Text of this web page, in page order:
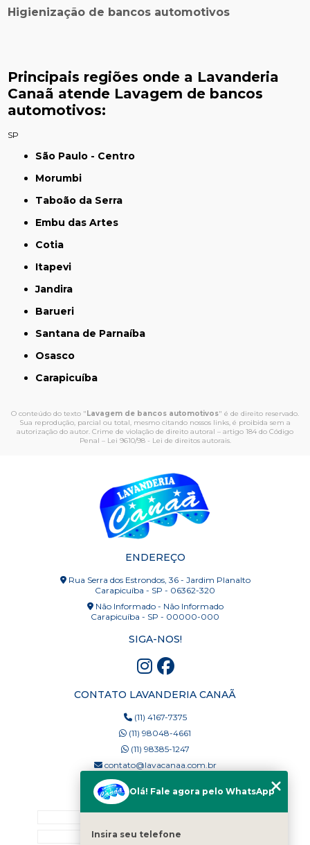
Higienização de bancos automotivos
Principais regiões onde a Lavanderia
Canaã atende Lavagem de bancos
automotivos:
SP
São Paulo - Centro
Morumbi
Taboão da Serra
Embu das Artes
Cotia
Itapevi
Jandira
Barueri
Santana de Parnaíba
Osasco
Carapicuíba
O conteúdo do texto " Lavagem de bancos automotivos" é de direito reservado.
Sua reprodução, parcial ou total, mesmo citando nossos links, é proibida sem a
autorização do autor. Crime de violação de direito autoral – artigo 184 do Código
Penal – Lei 9610/98 - Lei de direitos autorais.
ENDEREÇO
Rua Serra dos Estrondos, 36 - Jardim Planalto
Carapicuíba - SP - 06362-320
Não Informado - Não Informado
Carapicuíba - SP - 00000-000
SIGA-NOS!
CONTATO LAVANDERIA CANAÃ
(11) 4167-7375
(11) 98048-4661
(11) 98385-1247
contato@lavacanaa.com.br
MENU
Quem Somos
Olá! Fale agora pelo WhatsApp
Insira seu telefone